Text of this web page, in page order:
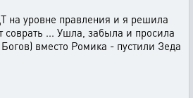
на уровне правления и я решила
соврать ... Ушла, забыла и просила
вместо Ромика - пустили Зеда